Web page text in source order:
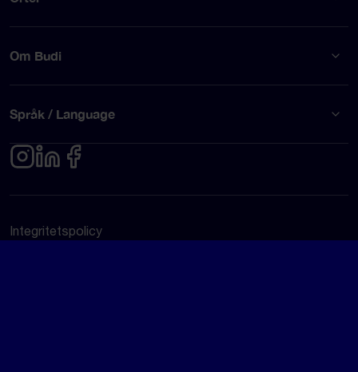
Om Budi
Språk / Language
Integritetspolicy